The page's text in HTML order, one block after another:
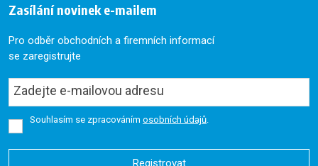
Zasílání novinek e-mailem
Pro odběr obchodních a firemních informací
se zaregistrujte
Souhlasím se zpracováním osobních údajů
Registrovat